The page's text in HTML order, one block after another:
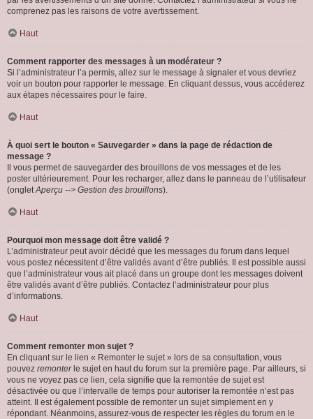
comprenez pas les raisons de votre avertissement.
Haut
Comment rapporter des messages à un modérateur ?
Si l’administrateur l’a permis, allez sur le message à signaler et vous devriez
voir un bouton pour rapporter le message. En cliquant dessus, vous accéderez
aux étapes nécessaires pour le faire.
Haut
À quoi sert le bouton « Sauvegarder » dans la page de rédaction de
message ?
Il vous permet de sauvegarder des brouillons de vos messages et de les
poster ultérieurement. Pour les recharger, allez dans le panneau de l’utilisateur
(ongletAperçu --> Gestion des brouillons).
Haut
Pourquoi mon message doit être validé ?
L’administrateur peut avoir décidé que les messages du forum dans lequel
vous postez nécessitent d’être validés avant d’être publiés. Il est possible aussi
que l’administrateur vous ait placé dans un groupe dont les messages doivent
être validés avant d’être publiés. Contactez l’administrateur pour plus
d’informations.
Haut
Comment remonter mon sujet ?
En cliquant sur le lien « Remonter le sujet » lors de sa consultation, vous
pouvez remonterle sujet en haut du forum sur la première page. Par ailleurs, si
vous ne voyez pas ce lien, cela signifie que la remontée de sujet est
désactivée ou que l’intervalle de temps pour autoriser la remontée n’est pas
atteint. Il est également possible de remonter un sujet simplement en y
répondant. Néanmoins, assurez-vous de respecter les règles du forum en le